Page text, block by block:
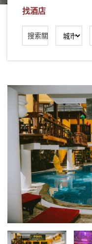
越
伴！
旅
找酒店